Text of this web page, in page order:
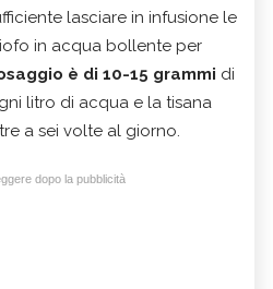
lasciare in infusione le
in acqua bollente per
è di 10-15 grammi di
litro di acqua e la tisana
a sei volte al giorno.
dopo la pubblicità